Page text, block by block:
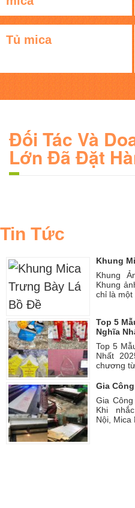
Tủ mica
Đối Tác Và
Lớn Đã Đặt
Tin Tức
Khung
Khung
Khung
chỉ là một
Top 5
Nghĩa
Top 5
Nhất
chương
Gia
Gia
Khi
Nội,